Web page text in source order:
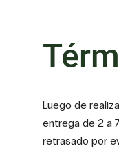
Luego de
entrega de 2 a
retrasado por